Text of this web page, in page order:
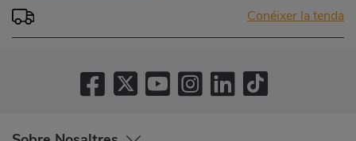
Conéixer la tenda